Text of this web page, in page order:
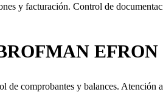
y facturación. Control de
EFRON
de comprobantes y balances. Atención